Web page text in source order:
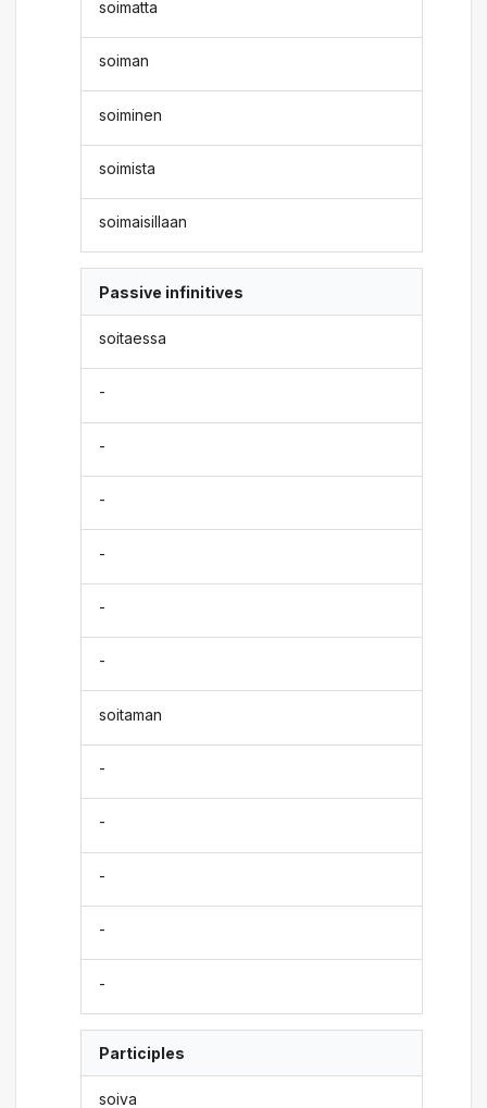
soimatta
soiman
soiminen
soimista
soimaisillaan
Passive infinitives
soitaessa
-
-
-
-
-
-
soitaman
-
-
-
-
-
Participles
soiva